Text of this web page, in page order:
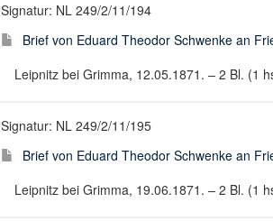
Signatur: NL 249/2/11/194
Brief von Eduard Theodor Schwenke an
Leipnitz bei Grimma, 12.05.1871. – 2 Bl. (1
Signatur: NL 249/2/11/195
Brief von Eduard Theodor Schwenke an
Leipnitz bei Grimma, 19.06.1871. – 2 Bl. (1